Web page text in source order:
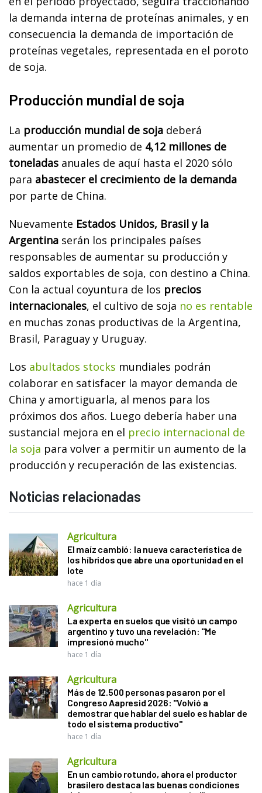
la demanda interna de proteínas animales, y en
consecuencia la demanda de importación de
proteínas vegetales, representada en el poroto
de soja.
Producción mundial de soja
La producción mundial de soja deberá
aumentar un promedio de 4,12 millones de
toneladas anuales de aquí hasta el 2020 sólo
para abastecer el crecimiento de la demanda
por parte de China.
Nuevamente Estados Unidos, Brasil y la
Argentina serán los principales países
responsables de aumentar su producción y
saldos exportables de soja, con destino a China.
Con la actual coyuntura de los precios
internacionales, el cultivo de soja no es rentable
en muchas zonas productivas de la Argentina,
Brasil, Paraguay y Uruguay.
Los abultados stocks mundiales podrán
colaborar en satisfacer la mayor demanda de
China y amortiguarla, al menos para los
próximos dos años. Luego debería haber una
sustancial mejora en el precio internacional de
la soja para volver a permitir un aumento de la
producción y recuperación de las existencias.
Noticias relacionadas
Agricultura
El maíz cambió: la nueva característica de
los híbridos que abre una oportunidad en el
lote
hace 1 día
Agricultura
La experta en suelos que visitó un campo
argentino y tuvo una revelación: "Me
impresionó mucho"
hace 1 día
Agricultura
Más de 12.500 personas pasaron por el
Congreso Aapresid 2026: "Volvió a
demostrar que hablar del suelo es hablar de
todo el sistema productivo"
hace 1 día
Agricultura
En un cambio rotundo, ahora el productor
brasilero destaca las buenas condiciones